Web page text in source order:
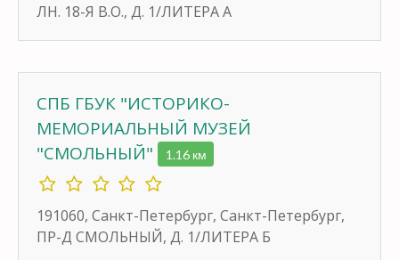
ЛН. 18-Я В.О., Д. 1/ЛИТЕРА А
СПБ ГБУК "ИСТОРИКО-
МЕМОРИАЛЬНЫЙ МУЗЕЙ
"СМОЛЬНЫЙ"
1.16 км
191060, Санкт-Петербург, Санкт-Петербург,
ПР-Д СМОЛЬНЫЙ, Д. 1/ЛИТЕРА Б